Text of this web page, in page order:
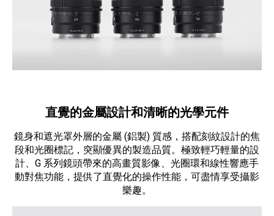
直覺的金屬設計和清晰的光學元件
鏡身和遮光罩外層的金屬 (鋁製) 質感，搭配刻紋設計的焦
段和光圈標記，突顯優異的製造品質。極致輕巧輕量的設
計、G 系列鏡頭帶來的高畫質影像、光圈環和線性響應手
動對焦功能，提供了直覺化的操作性能，可盡情享受攝影
樂趣。